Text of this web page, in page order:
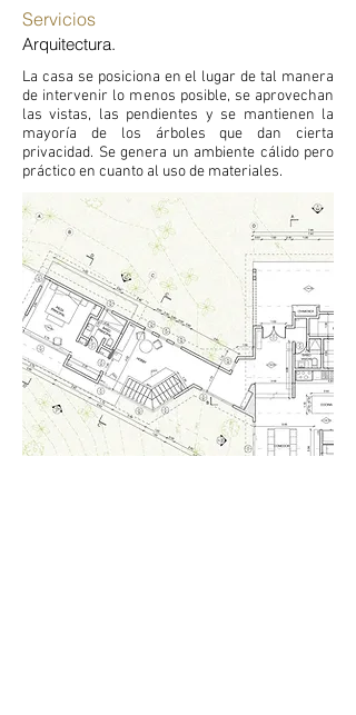
Servicios
Arquitectura.
La casa se posiciona en el lugar de tal manera
de intervenir lo menos posible, se aprovechan
las vistas, las pendientes y se mantienen la
mayoría de los árboles que dan cierta
privacidad. Se genera un ambiente cálido pero
práctico en cuanto al uso de materiales.